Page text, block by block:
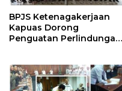
BPJS Ketenagakerjaan
Kapuas Dorong
Penguatan Perlindungan